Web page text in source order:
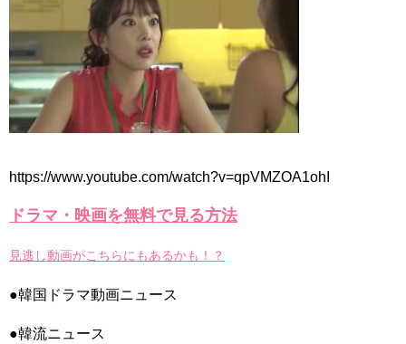
ハン・ヘジン 한혜진 – Still We (여전히 우리는)
한가인 –
九尾狐外伝 第２話 キム・ジウ チョ・ヒョンジェ
九尾狐外伝 メイキング03 ハン・イェスル
チョ・ヒョンジェ 조현재 九尾狐外伝 制作発表会
キム・テヒの弟イ・ワン♥イ・ボミ、今日（28日）結婚……
「ライフ・ オン・ マーズ」2019年11月2日TSUTAYAにて先行
Jin-Crash Landing On You/ヒョンビン❤️ソンイェジン / エンジョイ❕
ユン・ギュンサン、番組にも登場した愛猫が急死…イ・ソンギ
ョンら同僚芸能人から慰めの言葉が続々 – Taka News
キングを一部公開（DVD-SET2特典映像より）
【裏芸能】キムユジョンの熱愛彼氏はあの大物俳優
いでしょ？” Big News TV
https://www.youtube.com/watch?v=qpVMZOA1ohI
ドラマ・映画を無料で見る方法
見逃し動画がこちらにもあるかも！？
●韓国ドラマ動画ニュース
●韓流ニュース